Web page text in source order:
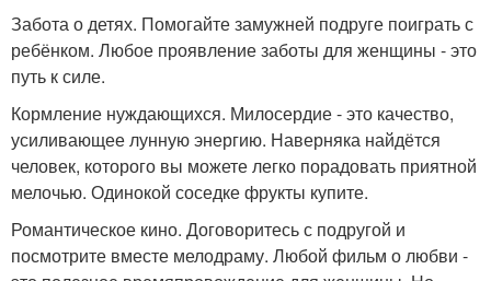
Забота о детях. Помогайте замужней подруге поиграть с
ребёнком. Любое проявление заботы для женщины - это
путь к силе.
Кормление нуждающихся. Милосердие - это качество,
усиливающее лунную энергию. Наверняка найдётся
человек, которого вы можете легко порадовать приятной
мелочью. Одинокой соседке фрукты купите.
Романтическое кино. Договоритесь с подругой и
посмотрите вместе мелодраму. Любой фильм о любви -